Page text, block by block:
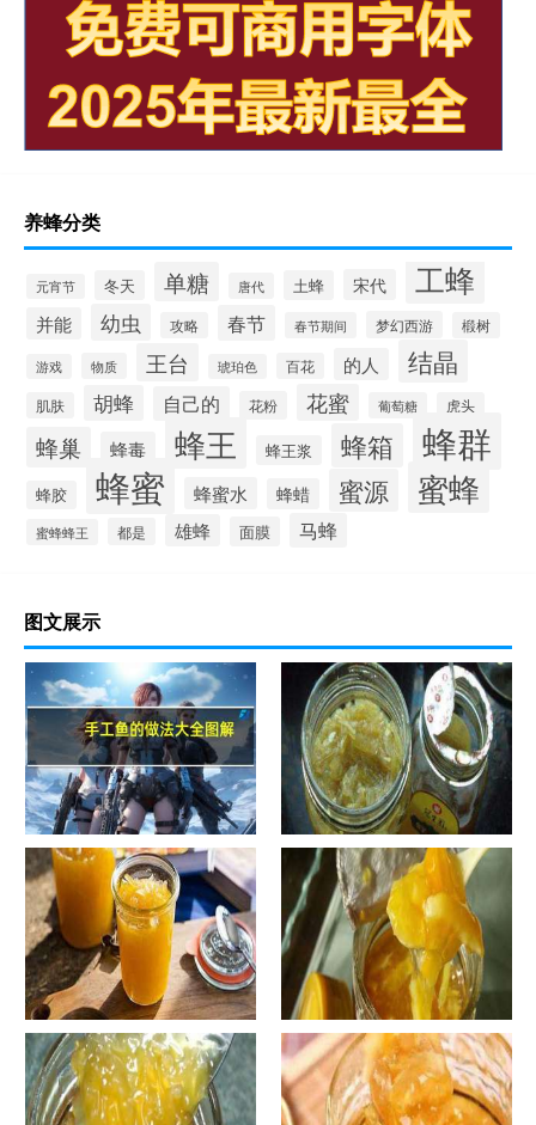
养蜂分类
元宵节 冬天 单糖 唐代 土蜂 宋代 工蜂
并能 幼虫 攻略 春节 春节期间 梦幻西游 椴树
游戏 物质 王台 琥珀色 百花 的人 结晶
肌肤 胡蜂 自己的 花粉 花蜜 葡萄糖 虎头
蜂巢 蜂毒 蜂王 蜂王浆 蜂箱 蜂群
蜂胶 蜂蜜 蜂蜜水 蜂蜡 蜜源 蜜蜂
蜜蜂蜂王 都是 雄蜂 面膜 马蜂
图文展示
手工鱼的做法大全图解
蜂蜜柚子茶的正确做法-蜂蜜柚
子茶的浸泡方法有哪些？
自制蜂蜜柚子茶-蜂蜜柚子茶有
哪些正确的做法？
自制蜂蜜柚子茶-蜂蜜柚子茶如
何正确饮用？